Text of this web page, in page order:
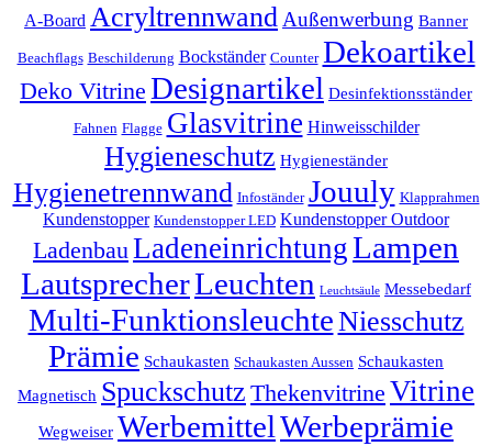
A-Board AcryltrennwandAußenwerbung Banner
Beachflags Beschilderung Bockständer Counter Dekoartikel
Deko Vitrine Designartikel Desinfektionsständer
Fahnen Flagge Glasvitrine Hinweisschilder
Hygieneschutz Hygieneständer
Hygienetrennwand Infoständer Jouuly Klapprahmen
Kundenstopper Kundenstopper LED Kundenstopper Outdoor
LadenbauLadeneinrichtungLampen
LautsprecherLeuchten Leuchtsäule Messebedarf
Multi-FunktionsleuchteNiesschutz
Prämie Schaukasten Schaukasten Aussen Schaukasten
Magnetisch Spuckschutz Thekenvitrine Vitrine
Wegweiser WerbemittelWerbeprämie